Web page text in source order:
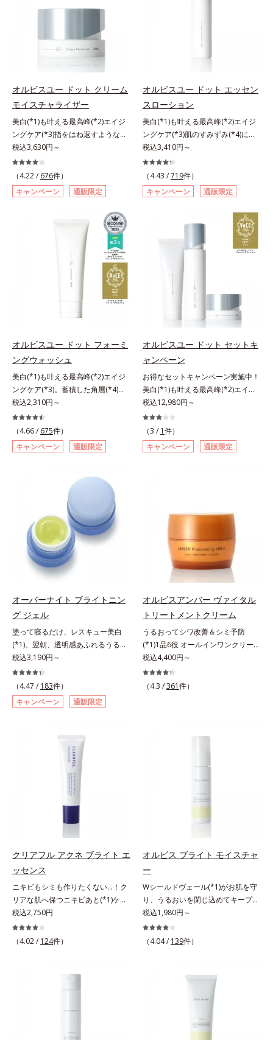
ンの生成を抑え、シミ・ソバカスを
防ぐ*2 化粧膜のくずれにくさ、肌
をうるおして保護すること*3 オル
ビス内最高の紫外線カットレベル*4
なり始めることおよび表面に新たな
膜ができ始めることで膜が強くくず
れにくくなり、密閉することで保湿
成分を浸透促進すること（角層ま
で）*5 保湿成分*6 角層まで＜使用
量目安＞大きめのパール1粒程度
※全顔使用の場合＜使用ステップ＞
洗顔料 ⇒ 化粧水 ⇒ 保湿液 ⇒オル
ビス リンクルブライトUVプロテク
ター N各商品の詳しい情報は商品ペ
ージをご覧ください。・BEAUTY夏
る*5 乾燥、ハリ・ツヤのなさ
*6 乾燥による*7 保湿成分*8
ロニセラカエルレア果汁、ノバラエ
メマツヨイグサ抽出液、スイカズラ
エキス配合＝角層のすみずみまで水
分・油分を保ち、ハリ・ツヤを与え
る保湿成分*10 気持ちのことアレ
ルギーテスト済＝全ての方にアレル
ギーが起こらないということではあ
りません。
メラニン生成を防ぎ未来のシミ・ソ
バカスを予防します。さらに独自研
究に基づいた浸透型ハリ保湿成分
(*6)で大人肌にハリ感をプラス。す
で、"顔全体にご使用いただける設
計"。見えているシワはもちろん、
自分では気づきにくい死角のシワの
改善にも効果を発揮します。*1 メ
ラニンの生成を抑え、シミ・ソバカ
スを防ぐ*2 ナイアシンアミド（有
効成分）、水添大豆リン脂質、フィ
トステロール、水（基剤）、
BG（保湿）*3 角層まで*4 K石けん
素地、ホホバアルコール、トリステ
アリン酸デカグリセリル（基剤）*5
角層の範囲内における自社従来品処
方との比較*6 ドクダミエキス、シ
クロヘキサンジカルボン酸ビスエト
キシジグリコール（保湿）＜使用量
目安＞パール1粒程度＜ご使用ステ
ップ＞洗顔料 ⇒ 化粧水 ⇒ ザ リン
クルセラム ⇒ 保湿液＜1商品あたり
180回（3ヵ月程度）各商品の詳し
い情報は商品ページをご覧くださ
い。・BEAUTY夏祭りは、こちら
ミの原因になると考えられる“メラ
ニンの塊”を居座らせない(*1)、粉砕
と排出サポート(*5)の2ステップで
メラニンの蓄積を抑え、シミ・ソバ
カスを防ぎます。さらに、「アルテ
アネスレ(*6)」を配合し、うるおい
に満ちた自分本来の澄み渡るような
透明感を目指します。手に取った
時、なじませた時、後肌、と3段階
に変化するテクスチャーは、肌にす
ばやくなじみ、毎日の美白ケアを楽
しくする使いごこちを叶えました。
*1 メラニンの蓄積を抑え、シミ・
ソバカスを防ぐ*2 デクスパンテノ
ールW*3 これからできるシミのこ
と*4 うるおいによる透明感のある
肌*5 ターンオーバーを促進して、
メラニンの塊を微細化すること*6
品の詳しい情報は商品ページをご覧
ください。・BEAUTY夏祭りは、こ
オルビスユー ドット クリーム
モイスチャライザー
美白(*1)も叶える最高峰(*2)エイジ
ングケア(*3)指をはね返すような弾
力感が宿るハリ感 濃密フィットク
リーム。ハリも透明感(*4)も結果主
義。年齢サイン(*5)の因子に着目し
た肌科学エイジングケア(*3)シリー
ズ。オルビスユー ドットシリーズ
は、年齢による肌悩み一つ一つを対
処するのではなく、肌で起きている
ことの根本原因に着目。加齢ととも
に現れる年齢サインについて研究を
進めたところ、弾力感のない状態で
ある「ハリのなさ」や、くすみ(*6)
などが現れている状態である「透明
感のなさ」が、大人の肌印象に大き
シリーズは美容成分(*7)として
「G.D.F.アクティベーター(*8)」を
配合。そして、従来から配合してい
る美白(*1)有効成分「トラネキサム
酸」を配合しました。さらに、シリ
ーズ共通の美容成分「GLルートブ
ースター(*9)」を配合することで、
肌のふっくら感や透明感を叶えま
す。美白ケアしながら多角的なエイ
ジングケアが叶うシリーズに。3ス
感を。効果的なシナジー設計で、あ
なたのエイジングケアを応援しま
す。*1 メラニンの生成を抑え、シ
ミ・ソバカスを防ぐ（ウォッシュを
除く）*2 オルビス内スキンケアシ
リーズの保湿力*3 年齢に応じたお
手入れのこと*4 うるおいによる
*5 乾燥、ハリ・ツヤのなさ*6
セラカエルレア果汁、ノバラエキス
配合＝うるおいを与えハリと透明感
に満ちた肌へ導く保湿成分*9 メマ
ツヨイグサ抽出液、スイカズラエキ
ス配合＝角層のすみずみまで水分・
油分を保ち、ハリ・ツヤを与える保
湿成分*10 気持ちのこと
税込3,630円～
（4.22 / 676件）
キャンペーン
通販限定
オルビスユー ドット エッセン
スローション
美白(*1)も叶える最高峰(*2)エイジ
ングケア(*3)肌のすみずみ(*4)にし
みわたるうるおい充満ローション。
ハリも透明感(*5)も結果主義。年齢
サイン(*6)の因子に着目した肌科学
エイジングケア(*3)シリーズ。オル
ビスユー ドットシリーズは、年齢
による肌悩み一つ一つを対処するの
ではなく、肌で起きていることの根
本原因に着目。加齢とともに現れる
年齢サインについて研究を進めたと
リのなさ」や、くすみ(*7)などが現
れている状態である「透明感のな
さ」が、大人の肌印象に大きな影響
を与えていることがわかりました。
そこでオルビスユー ドットシリー
ズは美容成分(*8)として「G.D.F.ア
クティベーター(*9)」を配合。そし
て、従来から配合している美白(*1)
有効成分「トラネキサム酸」を配合
しました。さらに、シリーズ共通の
美容成分「GLルートブースター
(*10)」を配合することで、肌のふ
っくら感や透明感を叶えます。美白
ケアしながら多角的なエイジングケ
アが叶うシリーズに。3ステップで
スを防ぐ（ウォッシュを除く）*2
オルビス内スキンケアシリーズの保
湿力*3 年齢に応じたお手入れのこ
と*4 角層まで*5 うるおいによ
る*6 乾燥、ハリ・ツヤのなさ
*7 乾燥による*8 保湿成分*9
ロニセラカエルレア果汁、ノバラエ
キス配合＝うるおいを与えハリと透
明感に満ちた肌へ導く保湿成分
*10 メマツヨイグサ抽出液、スイ
カズラエキス配合＝角層のすみずみ
まで水分・油分を保ち、ハリ・ツヤ
を与える保湿成分*11 気持ちのこ
と
税込3,410円～
（4.43 /719件）
キャンペーン
通販限定
オルビスユー ドット フォーミ
ングウォッシュ
美白(*1)も叶える最高峰(*2)エイジ
ングケア(*3)。蓄積した角層(*4)を
絡めとりくすみ(*5)を晴らす高密着
マイルドピーリング(*6)洗顔料。ハ
リも透明感(*7)も結果主義。年齢サ
イン(*8)の因子に着目した肌科学エ
イジングケア(*3)シリーズ。オルビ
よる肌悩み一つ一つを対処するので
はなく、肌で起きていることの根本
原因に着目。加齢とともに現れる年
齢サインについて研究を進めたとこ
ろ、弾力感のない状態である「ハリ
のなさ」や、くすみ(*5)などが現れ
ている状態である「透明感のなさ」
が、大人の肌印象に大きな影響を与
えていることがわかりました。そこ
でオルビスユー ドットシリーズは
美容成分(*9)として「G.D.F.アクテ
ィベーター(*10)」を配合。そし
て、従来から配合している美白(*1)
有効成分「トラネキサム酸」を配合
しました。さらに、シリーズ共通の
美容成分「GLルートブースター
(*11)」を配合することで、肌のふ
っくら感や透明感を叶えます。美白
ケアしながら多角的なエイジングケ
上向き(*12)のハリと透明感を。効
果的なシナジー設計で、あなたのエ
イジングケアを応援します。*1 メ
ラニンの生成を抑え、シミ・ソバカ
スを防ぐ（ウォッシュを除く）*2
オルビス内スキンケアシリーズの保
と*4 剥がれずに肌に蓄積した古い
角層*5 乾燥による*6 洗浄によ
る物理的効果*7 うるおいによる
*8 乾燥、ハリ・ツヤのなさ*9
保湿成分*10 ロニセラカエルレア
果汁、ノバラエキス配合＝うるおい
を与えハリと透明感に満ちた肌へ導
く保湿成分*11 メマツヨイグサ抽
出液、スイカズラエキス配合＝角層
のすみずみまで水分・油分を保ち、
税込2,310円～
（4.66 / 675件）
キャンペーン
通販限定
オルビスユー ドット セットキ
ャンペーン
お得なセットキャンペーン実施中！
美白(*1)も叶える最高峰(*2)エイジ
ングケア(*3)。ハリも透明感(*4)も
結果主義。年齢サイン(*5)の因子に
着目した肌科学エイジングケア(*3)
シリーズ。オルビスユー ドットシ
リーズは、年齢による肌悩み一つ一
ない状態である「ハリのなさ」や、
くすみ(*6)などが現れている状態で
ある「透明感のなさ」が現れること
で大人の肌印象に大きな影響を与え
ていることが分かりました。そこで
オルビスユー ドットシリーズは美
容成分(*7)として「G.D.F.アクティ
ベーター(*8)」を配合。そして、従
来から配合している美白有効成分
「トラネキサム酸」を配合しまし
た。さらに、シリーズ共通の美容成
分(*7)「GLルートブースター(*9)」
を配合することで、肌のふっくら感
や透明感を叶えます。美白ケアしな
シナジー設計で、あなたのエイジン
年齢に応じたお手入れのこと*4 う
るおいによる*5 乾燥、ハリ・ツヤ
のなさ*6 乾燥による*7 保湿成分*8
ロニセラカエルレア果汁、ノバラエ
キス配合＝うるおいを与えハリと透
明感に満ちた肌へ導く保湿成分*9
メマツヨイグサ抽出液、スイカズラ
エキス配合＝角層のすみずみまで水
分・油分を保ち、ハリ・ツヤを与え
る保湿成分*10 気持ちのこと各商品
の詳しい情報は商品ページをご覧く
ださい。・BEAUTY夏祭りは、こち
税込12,980円～
（3 / 1件）
キャンペーン
通販限定
オーバーナイト ブライトニン
グ ジェル
塗って寝るだけ、レスキュー美白
(*1)。翌朝、透明感あふれるうるぷ
る肌を叶える、お守り涼感ジェルパ
ック。紫外線を浴びた日の夜は、ひ
んやり気持ちいいジェルでお肌をレ
スキュー！ メラニンの産生指令が
活発になる夜の肌環境に着目して、
(*2)ツヤ肌”へと整える夜用ジェルパ
ックです。ぷるぷるジェルを肌にの
せると、シートマスクのようにピタ
ッと密着。水ハリ膜が肌のうるおい
をキープしながら、やわらかさをア
ップ。美白(*1)と保湿の両方にアプ
SG(*3)」、肌荒れや日焼けによる肌
のほてりを予防する「グリチルリチ
ン酸ジカリウム(*4)」など、たっぷ
りの保湿成分が浸透しやすい肌環境
を叶えます。はじめはピタッと密着
するテクスチャーは、肌になじむご
とにもっちり質感に、最後はなめら
かな水膜へと3変化。普段の保湿液
をこのジェルにおきかえて塗って眠
るだけで、うるおいながらもベタつ
生成を抑え、シミ・ソバカスを防ぐ
*2 美白（メラニンの生成を抑え、
税込3,190円～
（4.47 / 183件）
キャンペーン
通販限定
オルビスアンバー ヴァイタル
トリートメントクリーム
うるおってシワ改善＆シミ予防
(*1)1品6役 オールインワンクリー
ム。オルビスアンバーは、いつも⾃
然体で美しくありたいと願う⼤⼈世
代に寄り添うブランドです。年齢印
れで賢いケアを。ライフスタイルに
リートメントクリーム」は、1品
で、化粧水、クリーム、シワ改善・
美白(*1)美容液、乳液・保湿液、ネ
ッククリーム(*3)、パックの6役を
担い、複合的にアプローチ。Wナイ
アシン(*4)によるシワ改善・シミ予
防に加え、複合成分コラーゲンコン
プレックスSPが肌のハリを徹底サポ
ート。肌なじみのよいクリーム構造
で角層まで保湿成分が浸透し、うる
おいをギュッと閉じ込めます。洗顔
の後、これ1品だけでマルチにケ
す。*1 メラニンの生成を抑え、シ
ミ・ソバカスを防ぐ*2 肌にハリを
与え若々しい印象*3 首のうるおい
ケアとして*4 ナイアシンアミド
税込4,400円～
（4.3 /361件）
クリアフル アクネ ブライト エ
ッセンス
ニキビもシミも作りたくない…！ク
リアな肌へ保つニキビあと(*1)ケア
(*2)美容液。クリアな肌へ保つ、ニ
キビあと(*1)ケア(*2)美容液です。
ニキビあとをケアしてシミを予防す
(*3)でシミとソバカスを防ぎ、和漢
植物由来成分とコラーゲンでニキ
します。こっくりテクスチャーが肌
税込2,750円
（4.02 / 124件）
オルビス ブライト モイスチャ
ー
Wシールドヴェール(*1)がお肌を守
り、うるおいを閉じ込めてキープす
る美白(*2)保湿液。業界初(*3)知見
「メラニンの第三のルート」である
「横のひろがり」に着目して、全方
てしまった紫外線ダメージをきっか
けに、肌深く(*6)では「メラニンに
じみ(*7)」が発現。シミやそばかす
という「点」だけでなく、透明感の
なさなどの「面」での透明感を阻害
税込1,980円～
（4.04 / 139件）